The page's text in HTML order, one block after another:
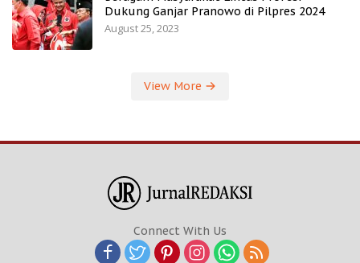
Dukung Ganjar Pranowo di Pilpres 2024
August 25, 2023
View More
Connect With Us